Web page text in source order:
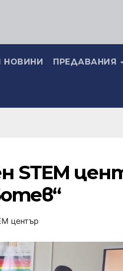
НОВИНИ ПРЕДАВАНИЯ
STEM
център